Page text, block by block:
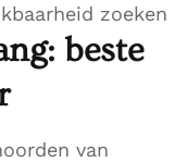
zoeken
beste
van